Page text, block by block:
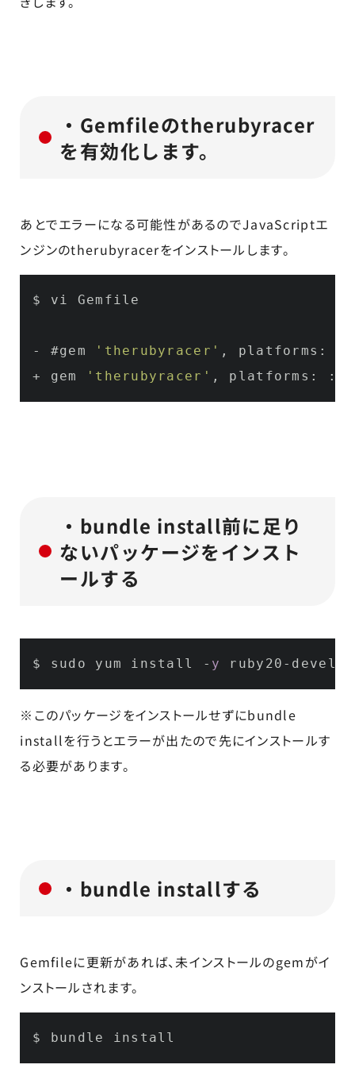
・Gemfileのtherubyracer
を有効化します。
あとでエラーになる可能性があるのでJavaScriptエ
ンジンのtherubyracerをインストールします。
$ vi Gemfile
- #gem 'therubyracer' , platforms:
+ gem
'therubyracer' , platforms:
・bundle install前に足り
ないパッケージをインスト
ールする
$ sudo yum install - y
※このパッケージをインストールせずにbundle
installを行うとエラーが出たので先にインストールす
る必要があります。
・bundle installする
Gemfileに更新があれば、未インストールのgemがイ
ンストールされます。
$ bundle install